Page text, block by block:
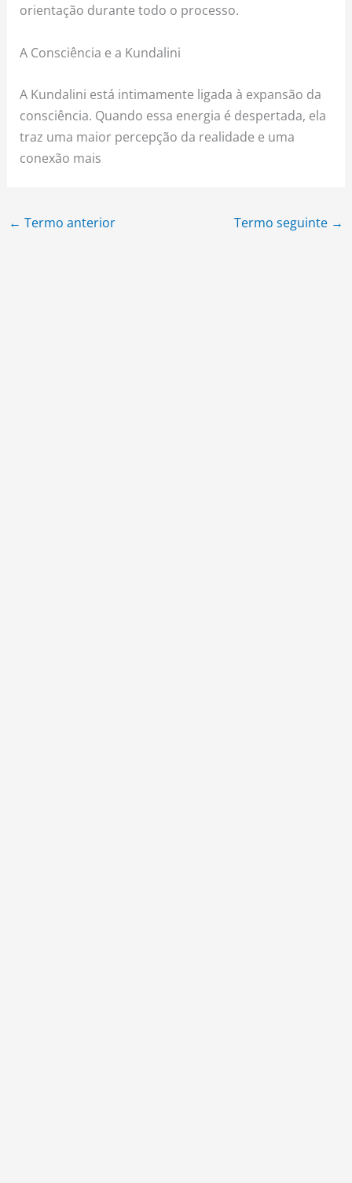
orientação durante todo o processo.
A Consciência e a Kundalini
A Kundalini está intimamente ligada à expansão da
consciência. Quando essa energia é despertada, ela
traz uma maior percepção da realidade e uma
conexão mais
← Termo anterior Termo seguinte →